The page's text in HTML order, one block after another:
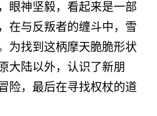
眼神坚毅，看起来是一部
在与反叛者的缠斗中，雪
为找到这柄摩天脆脆形状
大陆以外，认识了新朋
险，最后在寻找权杖的道